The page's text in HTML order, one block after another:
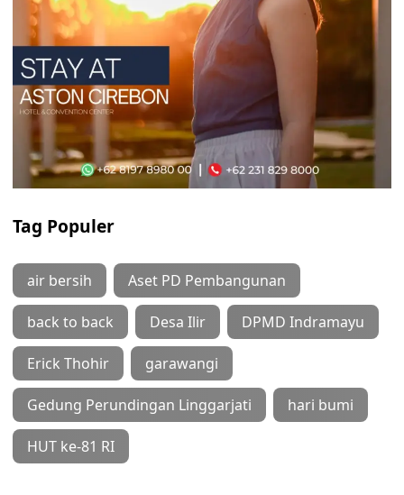
Tag Populer
air bersih Aset PD Pembangunan
back to back Desa Ilir DPMD Indramayu
Erick Thohir garawangi
Gedung Perundingan Linggarjati hari bumi
HUT ke-81 RI